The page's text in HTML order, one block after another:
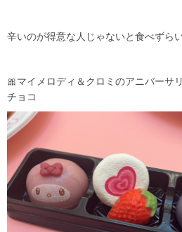
辛いのが得意な人じゃないと食べずら
🎀マイメロディ＆クロミのアニバーサ
チョコ